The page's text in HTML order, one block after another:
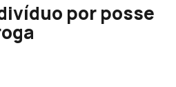
por posse